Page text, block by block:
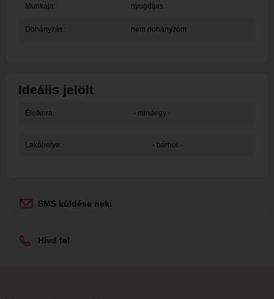
Munkája: nyugdíjas
Dohányzás: nem dohányzom
Ideális jelölt
Életkora: - mindegy -
Lakóhelye: - bárhol -
SMS küldése neki
Hívd fel